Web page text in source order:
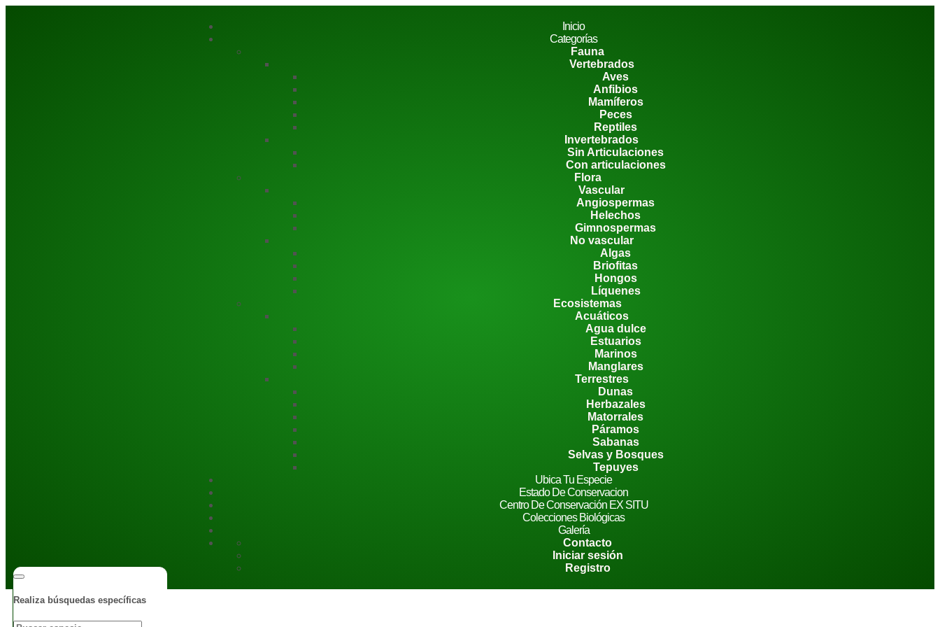
Inicio
Categorías
Fauna
Vertebrados
Aves
Anfibios
Mamíferos
Peces
Reptiles
Invertebrados
Sin Articulaciones
Con articulaciones
Flora
Vascular
Angiospermas
Helechos
Gimnospermas
No vascular
Algas
Briofitas
Hongos
Líquenes
Ecosistemas
Acuáticos
Agua dulce
Estuarios
Marinos
Manglares
Terrestres
Dunas
Herbazales
Matorrales
Páramos
Sabanas
Selvas y Bosques
Tepuyes
Ubica Tu Especie
Estado De Conservacion
Centro De Conservación EX SITU
Colecciones Biológicas
Galería
Contacto
Iniciar sesión
Registro
Realiza búsquedas específicas